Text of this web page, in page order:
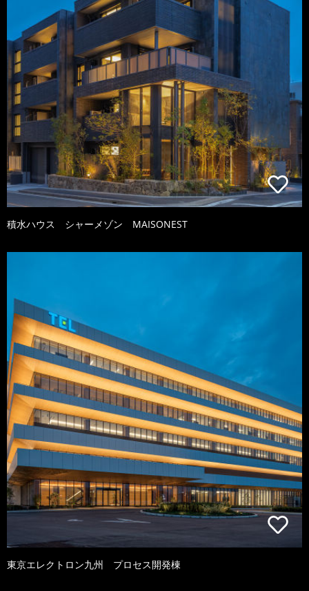
積水ハウス シャーメゾン MAISONEST
東京エレクトロン九州 プロセス開発棟